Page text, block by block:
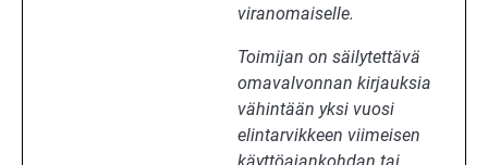
viranomaiselle.
Toimijan on säilytettävä
omavalvonnan kirjauksia
vähintään yksi vuosi
elintarvikkeen viimeisen